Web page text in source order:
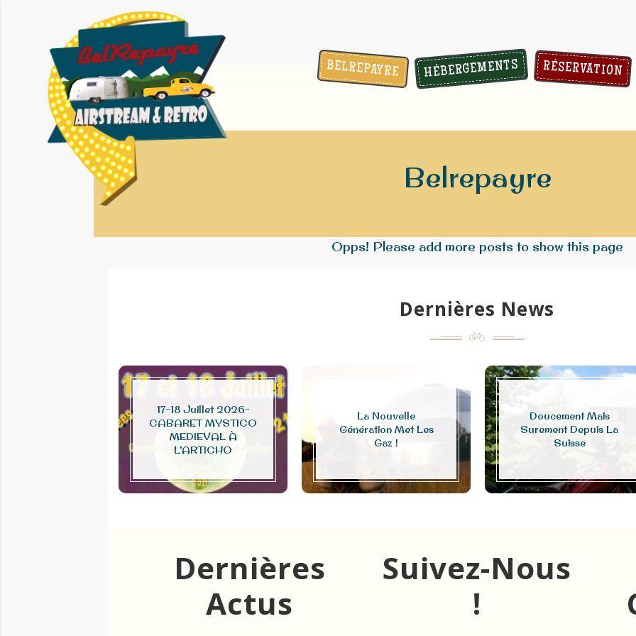
BELREPAYRE HÉBERGEMENTS RÉSERVATION
Belrepayre
Opps! Please add more posts to show this page
Dernières News
17-18 Juillet 2026-
CABARET MYSTICO
MEDIEVAL À
L’ARTICHO
La Nouvelle
Génération Met Les
Gaz !
Doucement Mais
Surement Depuis La
Suisse
Dernières
Actus
Suivez-Nous
!